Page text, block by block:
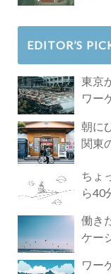
EDITOR’S
東京
ワー
朝に
関東
ちょ
ら40
働き
ケー
ワー